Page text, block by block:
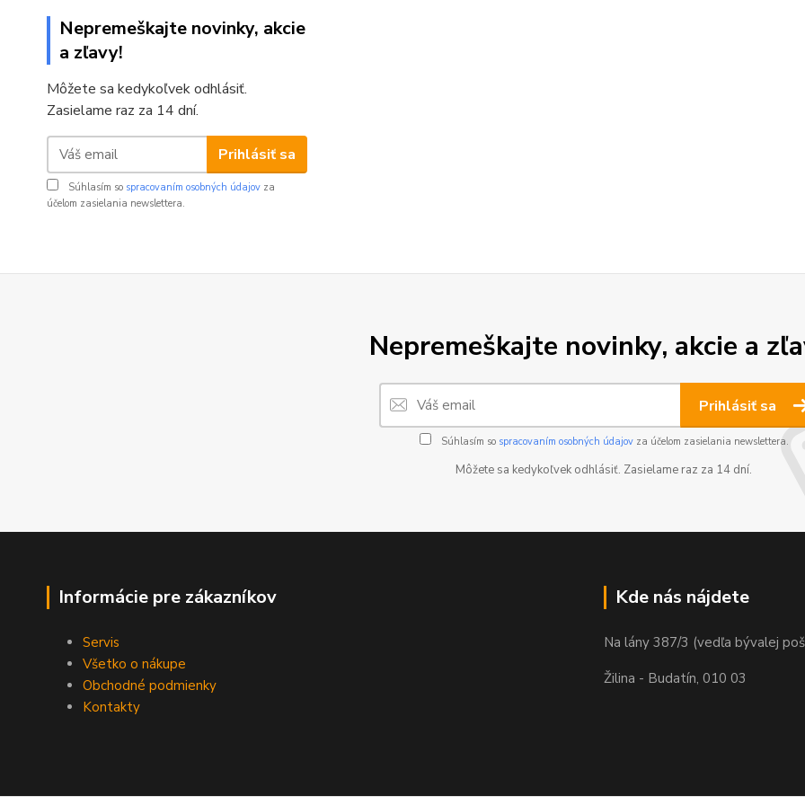
Nepremeškajte novinky, akcie
a zľavy!
Môžete sa kedykoľvek odhlásiť.
Zasielame raz za 14 dní.
Prihlásiť sa
Súhlasím so spracovaním osobných údajov za
účelom zasielania newslettera.
Nepremeškajte novinky, akcie a
Prihlásiť sa
Súhlasím so spracovaním osobných údajovza účelom zasielania newslettera.
Môžete sa kedykoľvek odhlásiť. Zasielame raz za 14 dní.
Informácie pre zákazníkov
Servis
Všetko o nákupe
Obchodné podmienky
Kontakty
Kde nás nájdete
Na lány 387/3 (vedľa bývalej
Žilina - Budatín, 010 03